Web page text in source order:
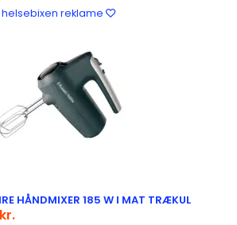
helsebixen reklame
HÅNDMIXER 185 W I MAT TRÆKUL